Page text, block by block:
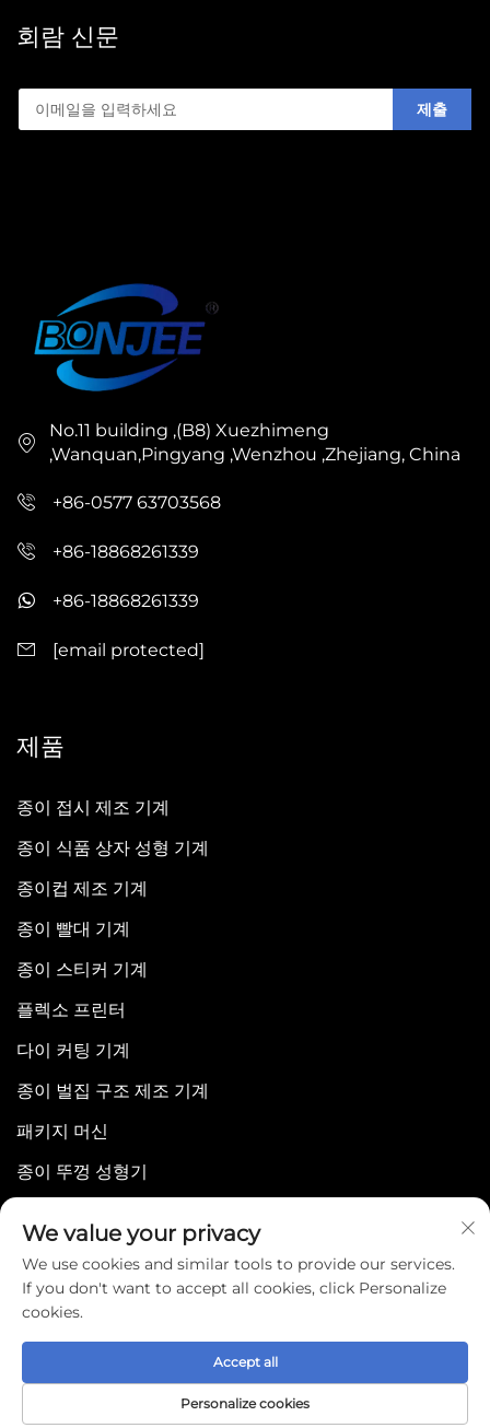
회람 신문
제출
No.11 building ,(B8) Xuezhimeng
,Wanquan,Pingyang ,Wenzhou ,Zhejiang, China
+86-0577 63703568
+86-18868261339
+86-18868261339
[email protected]
제품
종이 접시 제조 기계
종이 식품 상자 성형 기계
종이컵 제조 기계
종이 빨대 기계
종이 스티커 기계
플렉소 프린터
다이 커팅 기계
종이 벌집 구조 제조 기계
패키지 머신
종이 뚜껑 성형기
MACHINERY CO.,LTD -
개인정보 처리방침
We value your privacy
We use cookies and similar tools to provide our services.
If you don't want to accept all cookies, click Personalize
cookies.
Personalize cookies
Accept all